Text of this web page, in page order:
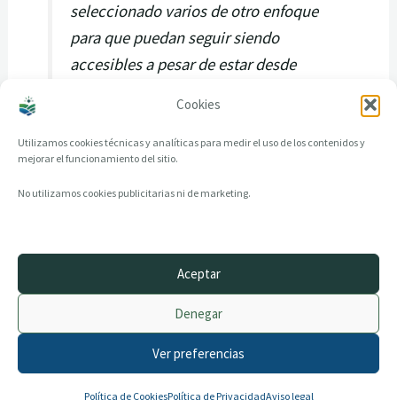
Cookies
Utilizamos cookies técnicas y analíticas para medir el uso de los contenidos y
mejorar el funcionamiento del sitio.
No utilizamos cookies publicitarias ni de marketing.
Aceptar
Denegar
Ver preferencias
Política de CookiesPolítica de PrivacidadAviso legal
seleccionado varios de otro enfoque
para que puedan seguir siendo
accesibles a pesar de estar desde
© 2014–2026 creandotuprovincia.es · Todos los derechos reservados
Política de Cookies
Archivo histórico